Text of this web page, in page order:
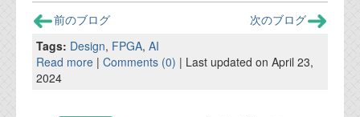
前のブログ
次のブログ
Tags: Design, FPGA, AI
Read more | Comments (0) | Last updated on April 23,
2024